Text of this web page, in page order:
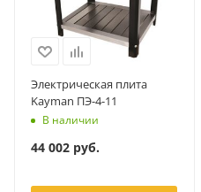
Электрическая плита
Kayman ПЭ-4-11
В наличии
44 002 руб.